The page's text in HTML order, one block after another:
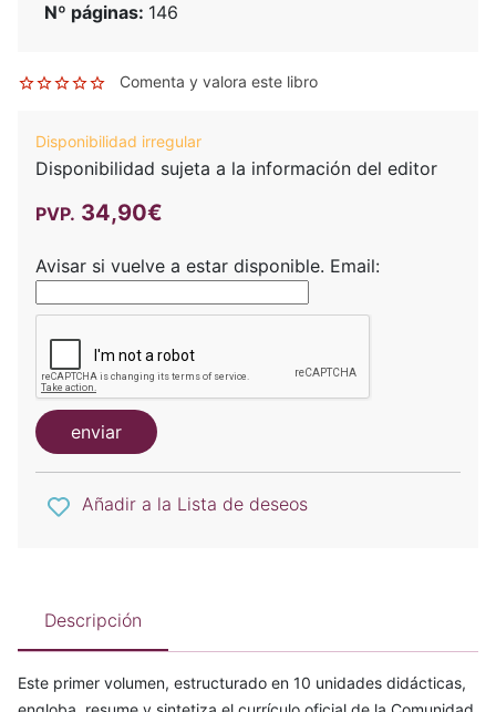
Nº páginas: 146
Comenta y valora este libro
Disponibilidad irregular
Disponibilidad sujeta a la información del editor
PVP. 34,90€
Avisar si vuelve a estar disponible. Email:
enviar
Añadir a la Lista de deseos
Descripción
Este primer volumen, estructurado en 10 unidades didácticas,